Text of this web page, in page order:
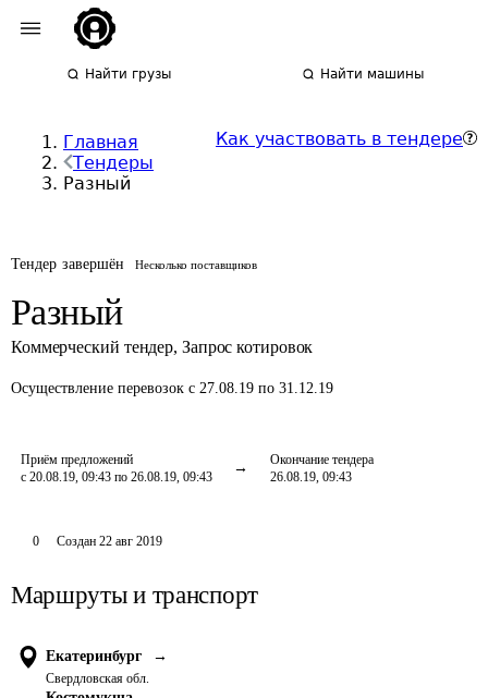
Найти грузы Найти машины
Главная
Тендеры
Разный
Как участвовать в тендере
Тендер завершён Несколько поставщиков
Разный
Коммерческий тендер, Запрос котировок
Осуществление перевозок с 27.08.19 по 31.12.19
Приём предложений
с 20.08.19, 09:43 по 26.08.19, 09:43
Окончание тендера
26.08.19, 09:43
0 Создан 22 авг 2019
Маршруты и транспорт
Екатеринбург →
Свердловская обл.